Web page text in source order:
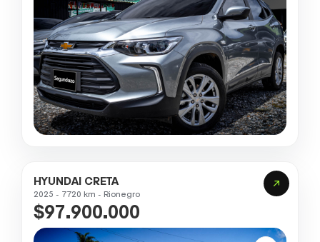
HYUNDAI CRETA
2025 - 7720 km - Rionegro
$97.900.000